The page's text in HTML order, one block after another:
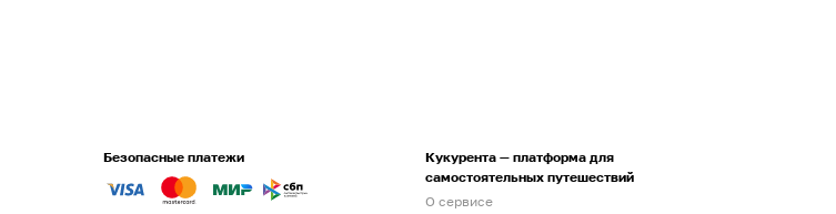
Безопасные платежи
Кукурента — платформа для
самостоятельных путешествий
О сервисе